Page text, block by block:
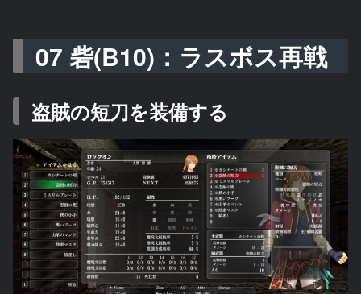
07 砦(B10)：ラスボス再戦
盗賊の短刀を装備する